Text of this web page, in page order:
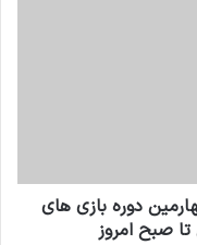
دوره بازی های
صبح امروز